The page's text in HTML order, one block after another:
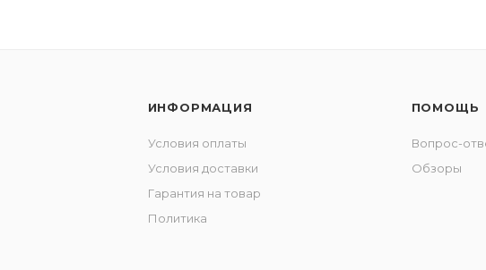
ИНФОРМАЦИЯ
Условия оплаты
Условия доставки
Гарантия на товар
Политика
ПОМОЩЬ
Вопрос-
Обзоры